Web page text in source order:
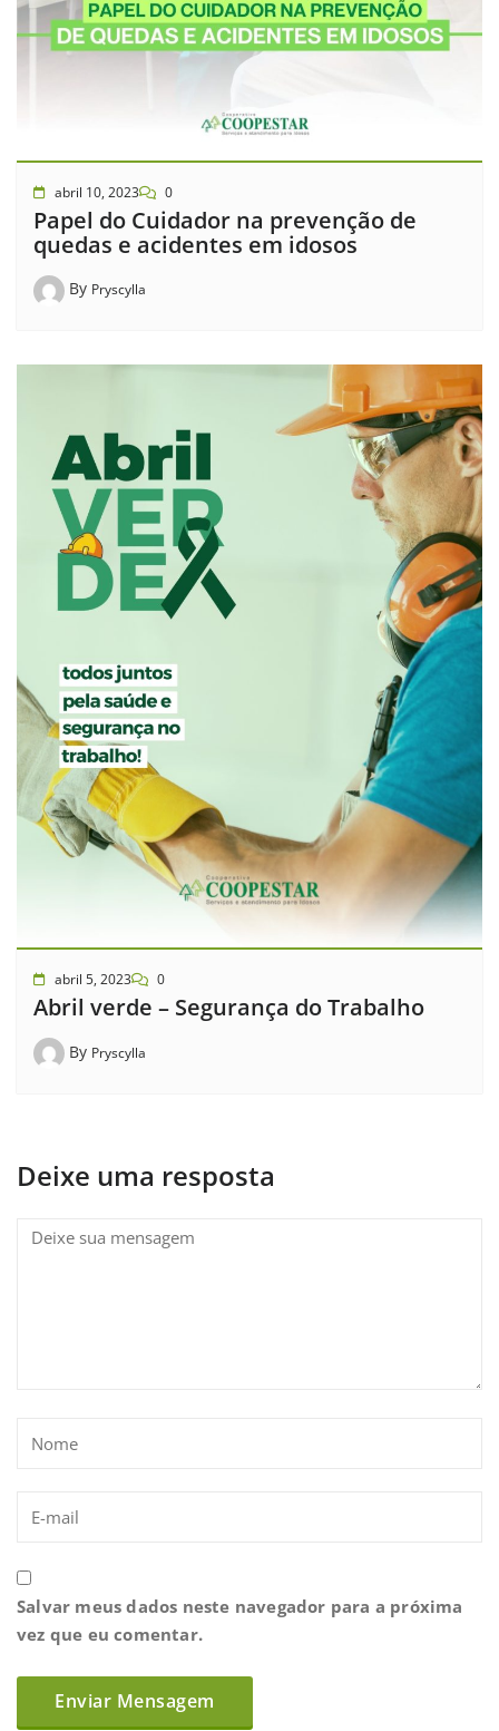
abril 10, 2023 0
Papel do Cuidador na prevenção de
quedas e acidentes em idosos
By Pryscylla
abril 5, 2023 0
Abril verde – Segurança do Trabalho
By Pryscylla
Deixe uma resposta
Salvar meus dados neste navegador para a próxima
vez que eu comentar.